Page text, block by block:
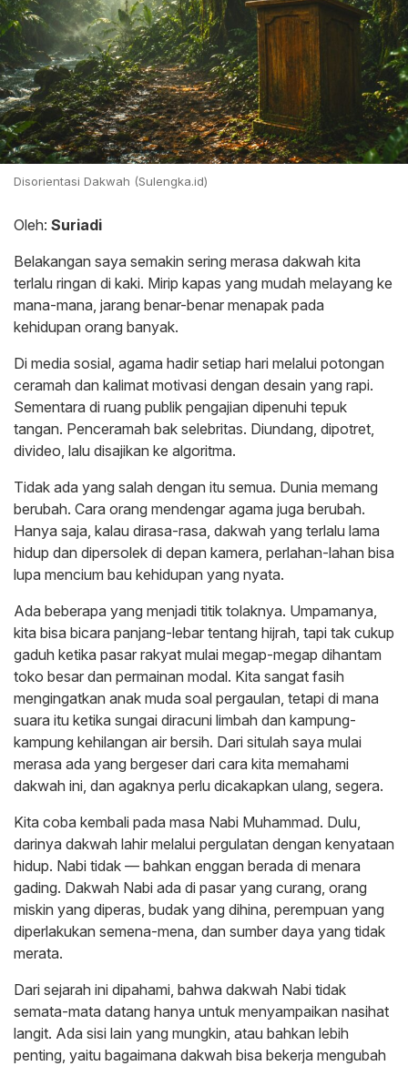
Disorientasi Dakwah (Sulengka.id)
Oleh: Suriadi
Belakangan saya semakin sering merasa dakwah kita
terlalu ringan di kaki. Mirip kapas yang mudah melayang ke
mana-mana, jarang benar-benar menapak pada
kehidupan orang banyak.
Di media sosial, agama hadir setiap hari melalui potongan
ceramah dan kalimat motivasi dengan desain yang rapi.
Sementara di ruang publik pengajian dipenuhi tepuk
tangan. Penceramah bak selebritas. Diundang, dipotret,
divideo, lalu disajikan ke algoritma.
Tidak ada yang salah dengan itu semua. Dunia memang
berubah. Cara orang mendengar agama juga berubah.
Hanya saja, kalau dirasa-rasa, dakwah yang terlalu lama
hidup dan dipersolek di depan kamera, perlahan-lahan bisa
lupa mencium bau kehidupan yang nyata.
Ada beberapa yang menjadi titik tolaknya. Umpamanya,
kita bisa bicara panjang-lebar tentang hijrah, tapi tak cukup
gaduh ketika pasar rakyat mulai megap-megap dihantam
toko besar dan permainan modal. Kita sangat fasih
mengingatkan anak muda soal pergaulan, tetapi di mana
suara itu ketika sungai diracuni limbah dan kampung-
kampung kehilangan air bersih. Dari situlah saya mulai
merasa ada yang bergeser dari cara kita memahami
dakwah ini, dan agaknya perlu dicakapkan ulang, segera.
Kita coba kembali pada masa Nabi Muhammad. Dulu,
darinya dakwah lahir melalui pergulatan dengan kenyataan
hidup. Nabi tidak — bahkan enggan berada di menara
gading. Dakwah Nabi ada di pasar yang curang, orang
miskin yang diperas, budak yang dihina, perempuan yang
diperlakukan semena-mena, dan sumber daya yang tidak
merata.
Dari sejarah ini dipahami, bahwa dakwah Nabi tidak
semata-mata datang hanya untuk menyampaikan nasihat
langit. Ada sisi lain yang mungkin, atau bahkan lebih
penting, yaitu bagaimana dakwah bisa bekerja mengubah